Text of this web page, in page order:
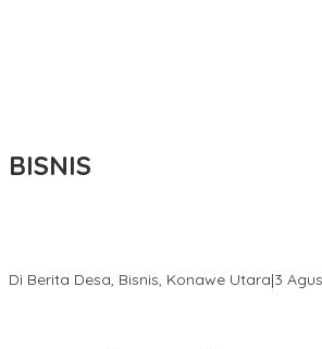
BISNIS
Di Berita Desa, Bisnis, Konawe Utara|3